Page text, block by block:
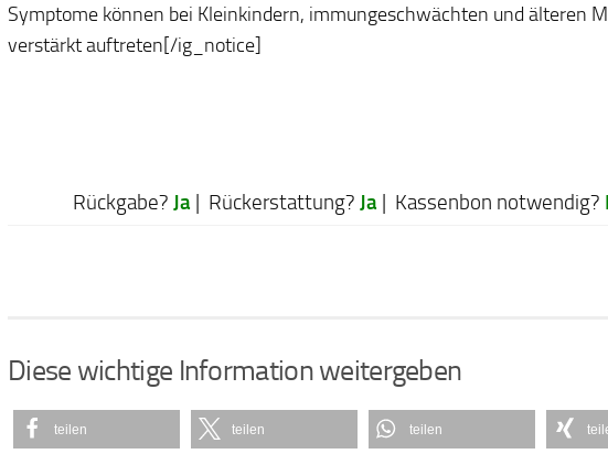
Symptome können bei Kleinkindern, immungeschwächten und älteren
verstärkt auftreten[/ig_notice]
Rückgabe? Ja | Rückerstattung? Ja | Kassenbon notwendig?
Diese wichtige Information weitergeben
teilen teilen teilen